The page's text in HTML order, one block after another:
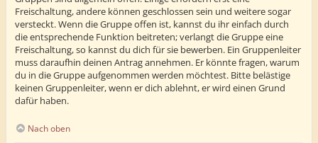
Freischaltung, andere können geschlossen sein und weitere sogar
versteckt. Wenn die Gruppe offen ist, kannst du ihr einfach durch
die entsprechende Funktion beitreten; verlangt die Gruppe eine
Freischaltung, so kannst du dich für sie bewerben. Ein Gruppenleiter
muss daraufhin deinen Antrag annehmen. Er könnte fragen, warum
du in die Gruppe aufgenommen werden möchtest. Bitte belästige
keinen Gruppenleiter, wenn er dich ablehnt, er wird einen Grund
dafür haben.
Nach oben